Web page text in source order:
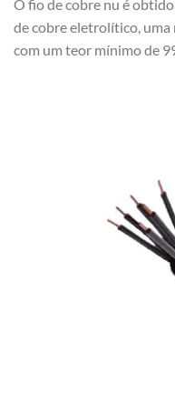
O fio de cobre nu é
de cobre eletrolítico,
com um teor mínimo de